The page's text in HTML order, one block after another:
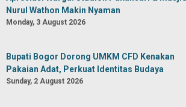
Nurul Wathon Makin Nyaman
Monday, 3 August 2026
Bupati Bogor Dorong UMKM CFD Kenakan
Pakaian Adat, Perkuat Identitas Budaya
Sunday, 2 August 2026